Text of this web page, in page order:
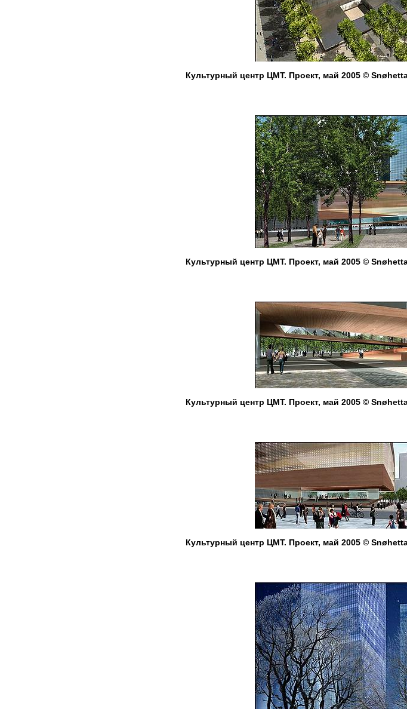
Культурный центр ЦМТ. Проект, май 2005 ©
Культурный центр ЦМТ. Проект, май 2005 ©
Культурный центр ЦМТ. Проект, май 2005 ©
Культурный центр ЦМТ. Проект, май 2005 ©